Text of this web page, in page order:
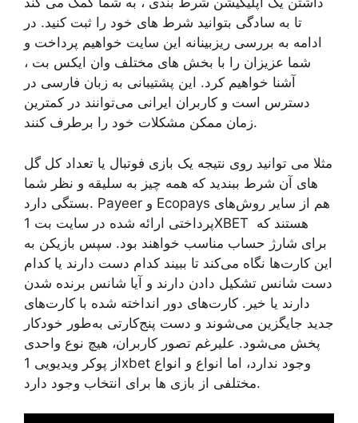
تا به سادگی بتوانید شرط های خود را ثبت کنید‌. در
ادامه به بررسی ریزبینانه این سایت خواهیم پرداخت و
شما عزیزان را با بخش های مختلف وان ایکس بت ،
آشنا خواهیم کرد. این پشتیبانی به زبان فارسی در
دسترس است و کاربران ایرانی می‌توانند در کمترین
زمان ممکن مشکلات خود را برطرف کنند.
مثلا می توانید روی نتیجه یک بازی فوتبال یا تعداد کل گل
های آن شرط ببندید که همه چیز به سلیقه و نظر شما
بستگی دارد. Payeer و Ecopays هم از سایر روش‌های
پرداختی ارائه شده در سایت بت 1XBET هستند که
برای شارژ حساب مناسب خواهند بود. سپس بازیکن به
این کارت‌ها نگاه می‌کند تا ببیند کدام دست دارند یا کدام
دست شانس تشکیل دادن دارند و آیا شانس برنده شدن
دارند یا خیر. کارت‌های دور انداخته شده با کارت‌های
جدید جایگزین می‌شوند و دست پنج‌کارتی به‌طور خودکار
پخش می‌شود. علیرغم تصور کاربران، هیچ نوع واحدی
از پوکر ویدیویی 1xbet وجود ندارد، اما انواع و انواع
مختلفی از بازی ها برای انتخاب وجود دارد.